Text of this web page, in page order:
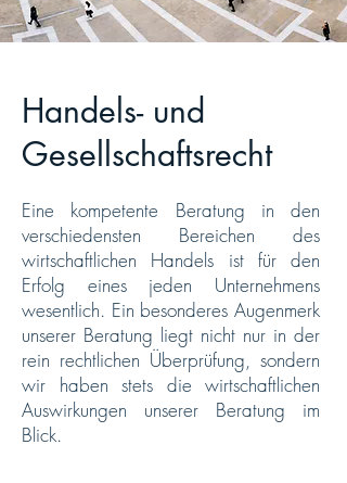
Handels- und
Gesellschaftsrecht
Eine kompetente Beratung in den
verschiedensten Bereichen des
wirtschaftlichen Handels ist für den
Erfolg eines jeden Unternehmens
wesentlich. Ein besonderes Augenmerk
unserer Beratung liegt nicht nur in der
rein rechtlichen Überprüfung, sondern
wir haben stets die wirtschaftlichen
Auswirkungen unserer Beratung im
Blick.